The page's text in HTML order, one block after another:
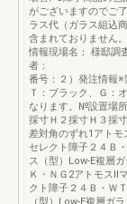
がございますのでご
ラス代（ガラス組込
含まれておりません
情報現場名： 様邸調
者： 様調査
番号：２）発注情報※
Ｔ：ブラック、Ｇ：
なります。№設置場
採寸Ｈ２採寸Ｈ３採
差対角のずれ1アト
セレクト障子２４Ｂ
ス（型）Low-E複層
Ｋ・ＮＧ2アトモスⅡ
クト障子２４Ｂ・Ｗ
（型）Low-E複層ガ